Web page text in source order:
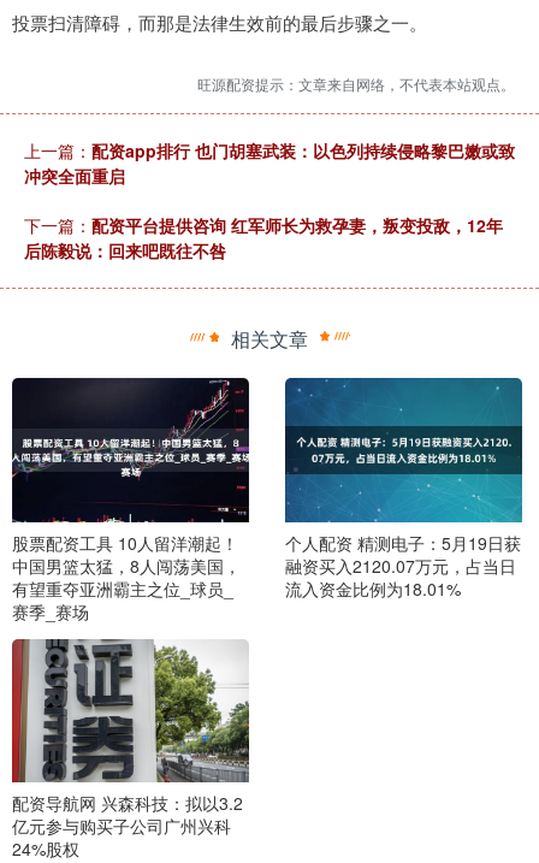
投票扫清障碍，而那是法律生效前的最后步骤之一。
旺源配资提示：文章来自网络，不代表本站观点。
上一篇： 配资app排行 也门胡塞武装：以色列持续侵略黎巴嫩或致
冲突全面重启
下一篇： 配资平台提供咨询 红军师长为救孕妻，叛变投敌，12年
后陈毅说：回来吧既往不咎
相关文章
股票配资工具 10人留洋潮起！
中国男篮太猛，8人闯荡美国，
有望重夺亚洲霸主之位_球员_
赛季_赛场
个人配资 精测电子：5月19日获
融资买入2120.07万元，占当日
流入资金比例为18.01%
配资导航网 兴森科技：拟以3.2
亿元参与购买子公司广州兴科
24%股权